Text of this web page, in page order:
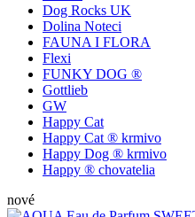
Dog Rocks UK
Dolina Noteci
FAUNA I FLORA
Flexi
FUNKY DOG ®
Gottlieb
GW
Happy Cat
Happy Cat ® krmivo
Happy Dog ® krmivo
Happy ® chovatelia
nové